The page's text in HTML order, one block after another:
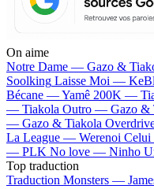
On aime
Notre Dame — Gazo &
Soolking Laisse Moi —
Bécane —Yamê 200K —
— Tiakola Outro — Gazo &
— Gazo & Tiakola
La League — Werenoi
— PLK No love — Ninho
Top traduction
Traduction Monsters —